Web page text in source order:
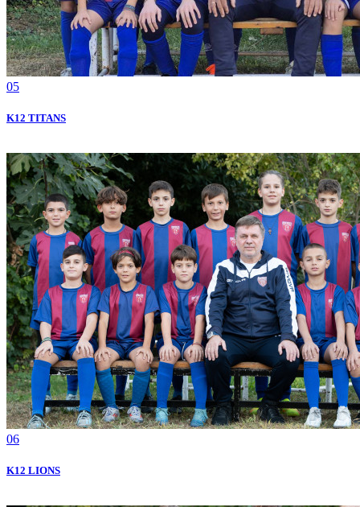
05
K12 TITANS
06
Κ12 LIONS